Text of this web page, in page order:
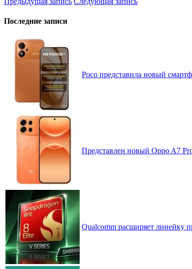
Последние записи
Poco представила новый
Представлен новый Oppo A7
Qualcomm расширяет линейку